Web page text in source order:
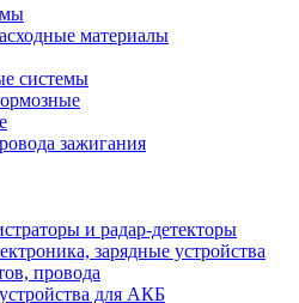
материалы
системы
зажигания
и радар-детекторы
зарядные устройства
провода
для АКБ